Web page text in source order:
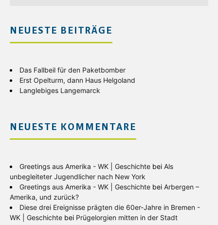
NEUESTE BEITRÄGE
Das Fallbeil für den Paketbomber
Erst Opelturm, dann Haus Helgoland
Langlebiges Langemarck
NEUESTE KOMMENTARE
Greetings aus Amerika - WK | Geschichte bei Als
unbegleiteter Jugendlicher nach New York
Greetings aus Amerika - WK | Geschichte bei Arbergen –
Amerika, und zurück?
Diese drei Ereignisse prägten die 60er-Jahre in Bremen -
WK | Geschichte bei Prügelorgien mitten in der Stadt